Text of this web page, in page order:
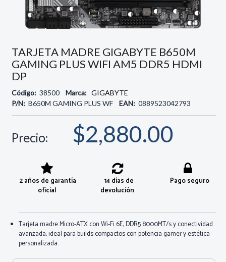
TARJETA MADRE GIGABYTE B650M
GAMING PLUS WIFI AM5 DDR5 HDMI
DP
Código: 38500 Marca: GIGABYTE
P/N: B650M GAMING PLUS WF EAN: 0889523042793
Precio: $2,880.00
2 años de garantía
oficial
14 días de
devolución
Pago seguro
Tarjeta madre Micro-ATX con Wi-Fi 6E, DDR5 8000MT/s y conectividad
avanzada, ideal para builds compactos con potencia gamer y estética
personalizada.